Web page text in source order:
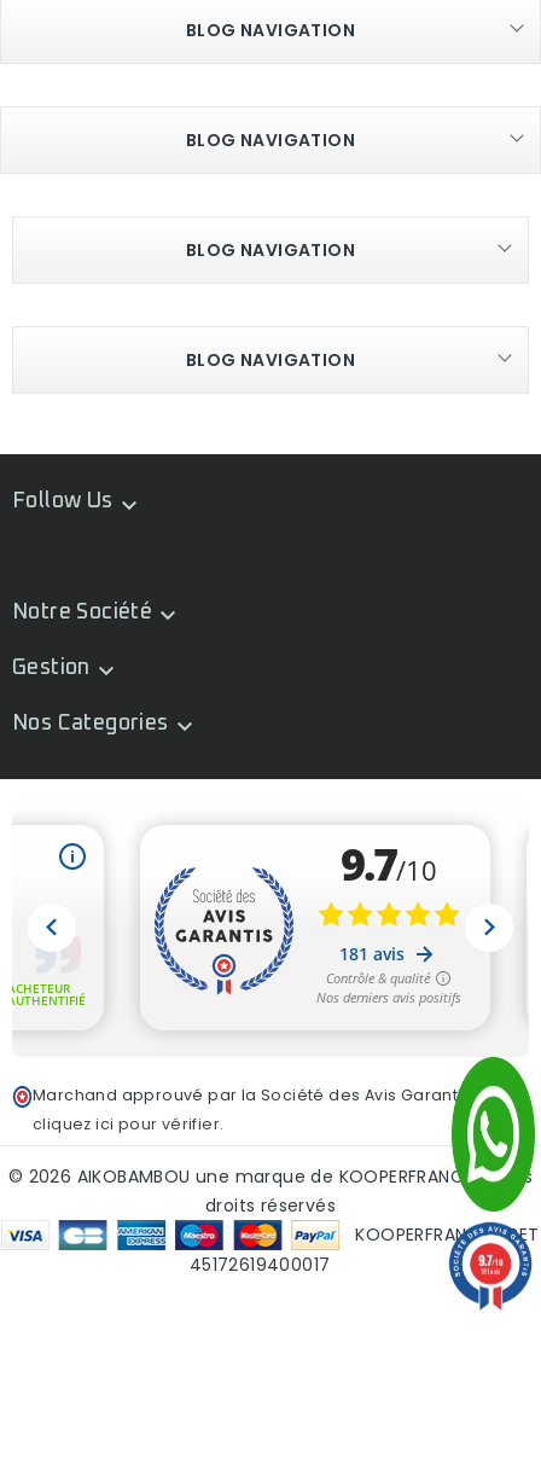
BLOG NAVIGATION
BLOG NAVIGATION
BLOG NAVIGATION
BLOG NAVIGATION
Follow Us 
Notre Société 
Gestion 
Nos Categories 
Marchand approuvé par la Société des Avis Garantis,
cliquez ici pour vérifier.
© 2026 AIKOBAMBOU une marque de KOOPERFRANCE - tous
droits réservés
KOOPERFRANCE SIRET
45172619400017
9.7/10
181 avis